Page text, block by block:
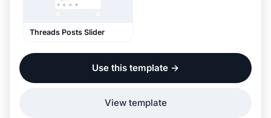
Threads Posts Slider
Use this template →
View template